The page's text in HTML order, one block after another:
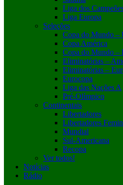
Liga dos
Liga Europa
Seleções
Copa do Mundo –
Copa América
Copa do Mundo –
Eliminatórias –
Eliminatórias –
Eurocopa
Liga das Nações A
Pré-Olímpico
Continentais
Libertadores
Libertadores
Mundial
Sul-Americana
Recopa
Ver todos!
Notícias
Rádio